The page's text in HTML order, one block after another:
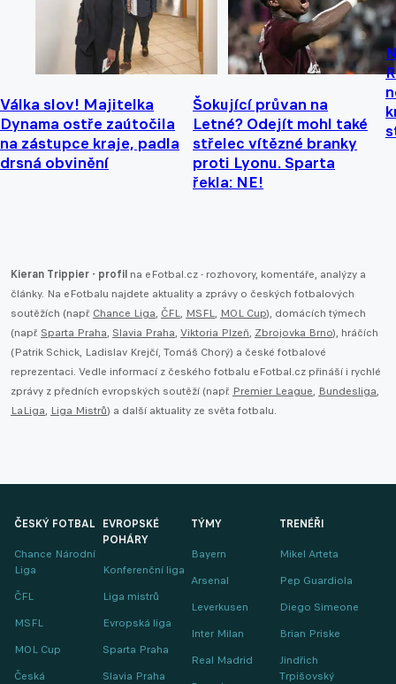
Válka slov! Majitelka
Dynama ostře zaútočila
na zástupce kraje, padla
drsná obvinění
Šokující průvan na
Letné? Odejít mohl také
střelec vítězné branky
proti Lyonu. Sparta
řekla: NE!
Kieran Trippier - profil na eFotbal.cz - rozhovory, komentáře, analýzy a
články. Na eFotbalu najdete aktuality a zprávy o českých fotbalových
soutěžích (např. Chance Liga, ČFL, MSFL, MOL Cup), domácích týmech
(např. Sparta Praha, Slavia Praha, Viktoria Plzeň, Zbrojovka Brno), hráčích
(Patrik Schick, Ladislav Krejčí, Tomáš Chorý) a české fotbalové
reprezentaci. Vedle informací z českého fotbalu eFotbal.cz přináší i rychlé
zprávy z předních evropských soutěží (např. Premier League, Bundesliga,
LaLiga, Liga Mistrů) a další aktuality ze světa fotbalu.
ČESKÝ FOTBAL
Chance Národní
Liga
ČFL
MSFL
MOL Cup
Česká
EVROPSKÉ
POHÁRY
Konferenční liga
Liga mistrů
Evropská liga
Sparta Praha
Slavia Praha
TÝMY
Bayern
Arsenal
Leverkusen
Inter Milan
Real Madrid
TRENÉŘI
Mikel Arteta
Pep Guardiola
Diego Simeone
Brian Priske
Jindřich
Trpišovský